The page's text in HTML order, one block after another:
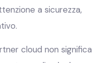
a sicurezza,
cloud non significa